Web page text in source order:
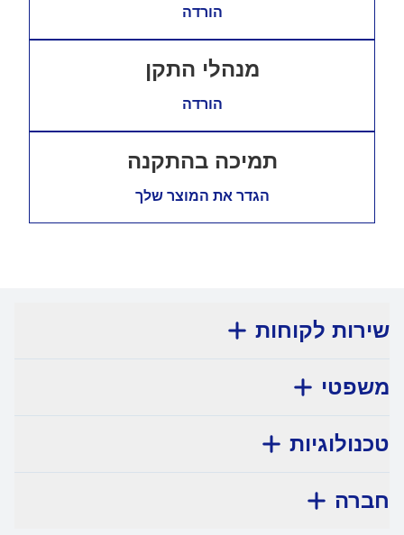
הורדה
מנהלי התקן
הורדה
תמיכה בהתקנה
הגדר את המוצר שלך
שירות לקוחות
משפטי
טכנולוגיות
חברה